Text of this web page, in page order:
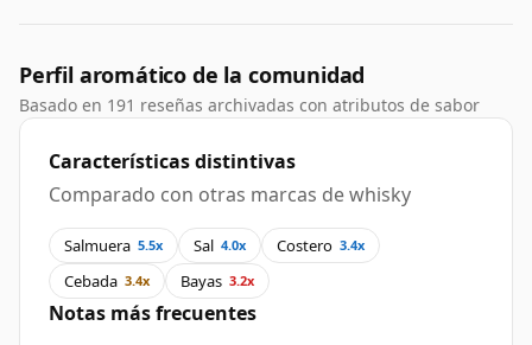
Perfil aromático de la comunidad
Basado en 191 reseñas archivadas con atributos de sabor
Características distintivas
Comparado con otras marcas de whisky
Salmuera 5.5x Sal 4.0x Costero 3.4x
Cebada 3.4x Bayas 3.2x
Notas más frecuentes